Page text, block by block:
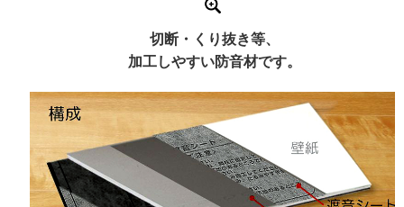
切断・くり抜き等、
加工しやすい防音材です。